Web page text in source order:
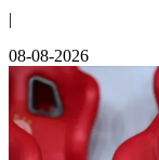
|
08-08-2026